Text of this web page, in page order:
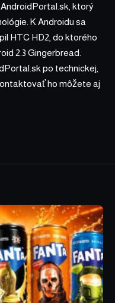
ktorý
K Androidu sa
HTC HD2, do ktorého
2.3 Gingerbread.
po technickej,
ho môžete aj